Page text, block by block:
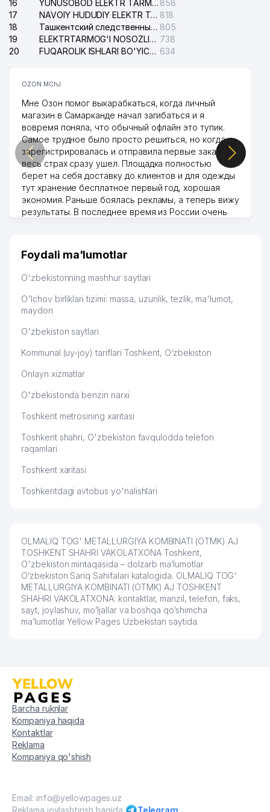
16
YUNUSOBOD ELEKTR TARMOG'I NOSOZLIKLARI XIZMATI 858
17
NAVOIY HUDUDIY ELEKTR TARMOQLARI KORXONASI AJ 818
18
Ташкентский следственный изолятор 805
19
ELEKTRTARMOG'I NOSOZLIKLARINI TO'ZATISH SERGELI XIZMATI 738
20
FUQAROLIK ISHLARI BO'YICHA UCH-TEPA TUMANI SUDI 634
OZON MChJ
Мне Озон помог выкарабкаться, когда личный
магазин в Самарканде начал загибаться и я
вовремя поняла, что обычный офлайн это тупик.
Самое трудное было просто решиться, но когда
зарегистрировалась и отправила первые заказы,
весь страх сразу ушел. Площадка полностью
берет на себя доставку до клиентов и для одежды
тут хранение бесплатное первый год, хорошая
экономия. Раньше боялась рекламы, а теперь вижу
результаты. В последнее время из России очень
дальше развиваюсь потихоньку😊
Hamida 03.08.2026 12:45:39
Foydali ma'lumotlar
O'zbekistonning mashhur saytlari
O'lchov birliklari tizimi: massa, uzunlik, tezlik, ma'lumot,
maydon
O'zbekiston saytlari
Kommunal (uy-joy) tariflari Toshkent, O‘zbekiston
Onlayn xizmatlar
O'zbekistonda benzin narxi
Toshkent metrosining xaritasi
Toshkent shahri, O'zbekiston favqulodda telefon
raqamlari
Toshkent xaritasi
Toshkentdagi avtobus yo'nalishlari
OLMALIQ TOG' METALLURGIYA KOMBINATI (OTMK) AJ
TOSHKENT SHAHRI VAKOLATXONA Toshkent,
O'zbekiston mintaqasida – dolzarb ma’lumotlar
O’zbekiston Sariq Sahifalari katalogida. OLMALIQ TOG'
METALLURGIYA KOMBINATI (OTMK) AJ TOSHKENT
SHAHRI VAKOLATXONA: kontaktlar, manzil, telefon, faks,
sayt, joylashuv, mo’ljallar va boshqa qo’shimcha
ma’lumotlar Yellow Pages Uzbekistan saytida.
Barcha ruknlar
Kompaniya haqida
Kontaktlar
Reklama
Kompaniya qo'shish
Email: info@yellowpages.uz
Reklama joylashtirish haqida
Telegram